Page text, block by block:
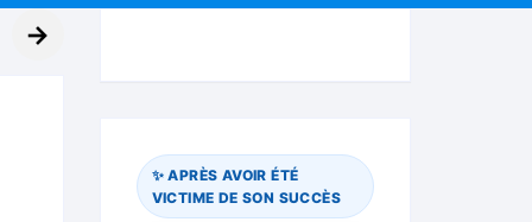
→
✨ APRÈS AVOIR ÉTÉ
VICTIME DE SON SUCCÈS